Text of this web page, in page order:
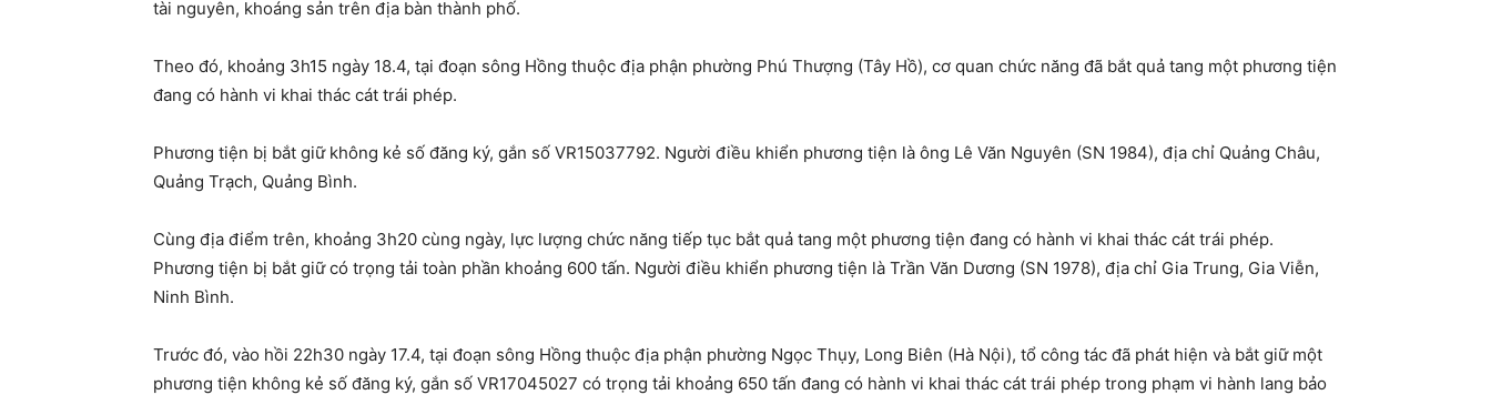
tài nguyên, khoáng sản trên địa bàn thành phố.
Theo đó, khoảng 3h15 ngày 18.4, tại đoạn sông Hồng thuộc địa phận phường Phú Thượng (Tây Hồ), cơ quan chức năng đã bắt quả tang một phương tiện
đang có hành vi khai thác cát trái phép.
Phương tiện bị bắt giữ không kẻ số đăng ký, gắn số VR15037792. Người điều khiển phương tiện là ông Lê Văn Nguyên (SN 1984), địa chỉ Quảng Châu,
Quảng Trạch, Quảng Bình.
Cùng địa điểm trên, khoảng 3h20 cùng ngày, lực lượng chức năng tiếp tục bắt quả tang một phương tiện đang có hành vi khai thác cát trái phép.
Phương tiện bị bắt giữ có trọng tải toàn phần khoảng 600 tấn. Người điều khiển phương tiện là Trần Văn Dương (SN 1978), địa chỉ Gia Trung, Gia Viễn,
Ninh Bình.
Trước đó, vào hồi 22h30 ngày 17.4, tại đoạn sông Hồng thuộc địa phận phường Ngọc Thụy, Long Biên (Hà Nội), tổ công tác đã phát hiện và bắt giữ một
phương tiện không kẻ số đăng ký, gắn số VR17045027 có trọng tải khoảng 650 tấn đang có hành vi khai thác cát trái phép trong phạm vi hành lang bảo